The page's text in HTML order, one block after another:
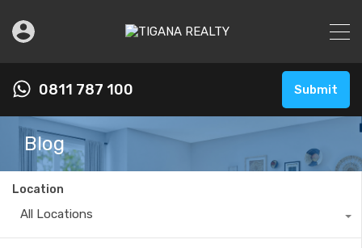
0811 787 100 Submit
Blog
Location
All Locations